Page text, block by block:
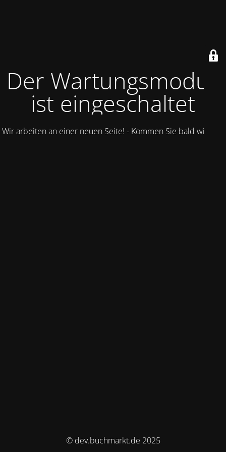
Der Wartungsmodus
ist eingeschaltet
Wir arbeiten an einer neuen Seite! - Kommen Sie bald wieder.
© dev.buchmarkt.de 2025